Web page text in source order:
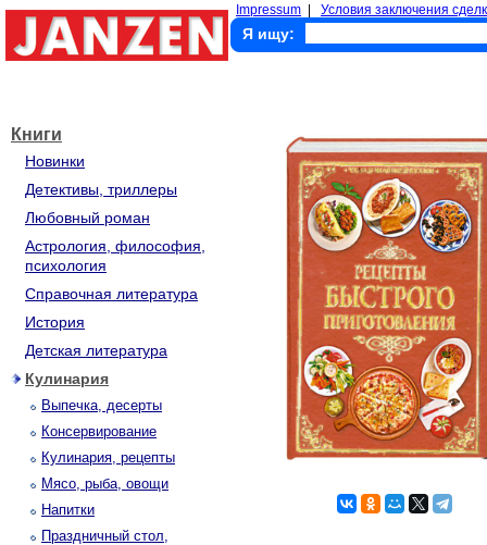
Impressum Условия заключения
Я ищу:
Книги
Новинки
Детективы, триллеры
Любовный роман
Астрология, философия,
психология
Справочная литература
История
Детская литература
Кулинария
Выпечка, десерты
Консервирование
Кулинария, рецепты
Мясо, рыба, овощи
Напитки
Праздничный стол,